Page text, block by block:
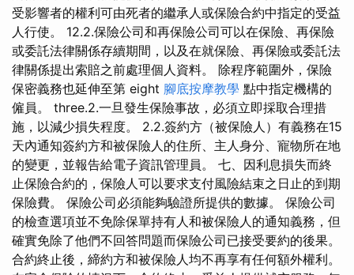
受影響者的權利可由死者的繼承人或保險合約中指定的受益
人行使。 12.2.保險公司和再保險公司可以在保險、再保險
或委託法律關係存續期間，以及在就保險、再保險或委託法
律關係提出索賠之前處理個人資料。 除程序範圍外，保險
保密義務也延伸至第 eight 腳底按摩教學 點中指定機構的
僱員。 three.2.一旦發生保險事故，必須立即採取合理措
施，以減少損失程度。 2.2.簽約方（被保險人）有義務在15
天內通知簽約方和被保險人的住所、主人身分、寵物所在地
的變更，並報告給電子資訊管理員。 七、因利息損失而終
止保險合約的，保險人可以要求支付風險結束之日止的到期
保險費。 保險公司必須能夠驗證所提供的數據。 保險公司
的檢查選項並不免除保單持有人和被保險人的通知義務，但
確實免除了他們不回答問題而保險公司已接受要約的後果。
合約終止後，締約方和被保險人均不再享有任何額外權利。